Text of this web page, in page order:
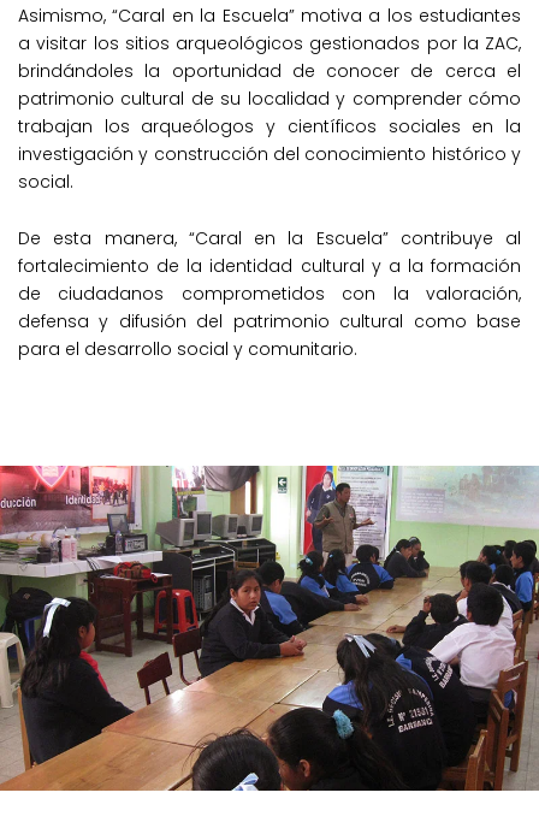
Asimismo, “Caral en la Escuela” motiva a los estudiantes
a visitar los sitios arqueológicos gestionados por la ZAC,
brindándoles la oportunidad de conocer de cerca el
patrimonio cultural de su localidad y comprender cómo
trabajan los arqueólogos y científicos sociales en la
investigación y construcción del conocimiento histórico y
social.
De esta manera, “Caral en la Escuela” contribuye al
fortalecimiento de la identidad cultural y a la formación
de ciudadanos comprometidos con la valoración,
defensa y difusión del patrimonio cultural como base
para el desarrollo social y comunitario.